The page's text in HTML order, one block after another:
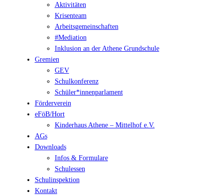
Aktivitäten
Krisenteam
Arbeitsgemeinschaften
#Mediation
Inklusion an der Athene Grundschule
Gremien
GEV
Schulkonferenz
Schüler*innenparlament
Förderverein
eFöB/Hort
Kinderhaus Athene – Mittelhof e.V.
AGs
Downloads
Infos & Formulare
Schulessen
Schulinspektion
Kontakt